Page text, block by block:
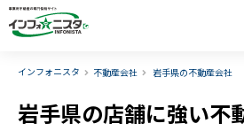
インフォニスタ 不動産会社 岩手県の不動産会社
岩手県の店舗に強い不